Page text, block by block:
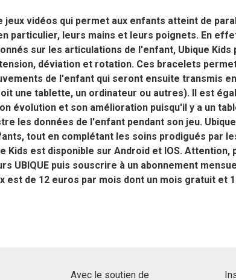
jeux vidéos qui permet aux enfants atteint de
particulier, leurs mains et leurs poignets. En
sur les articulations de l'enfant, Ubique Kids
déviation et rotation. Ces bracelets
de l'enfant qui seront ensuite transmis
une tablette, un ordinateur ou autres). Il est
évolution et son amélioration puisqu'il y a un
les données de l'enfant pendant son jeu.
tout en complétant les soins prodigués par
Kids est disponible sur Android et IOS. Attention,
UBIQUE puis souscrire à un abonnement
est de 12 euros par mois dont un mois gratuit et
Avec le soutien de